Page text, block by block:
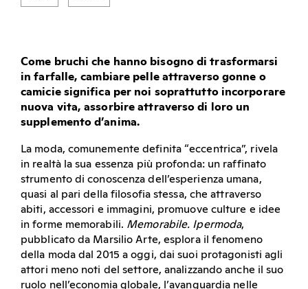
Come bruchi che hanno bisogno di trasformarsi
in farfalle, cambiare pelle attraverso gonne o
camicie significa per noi soprattutto incorporare
nuova vita, assorbire attraverso di loro un
supplemento d’anima.
La moda, comunemente definita “eccentrica”, rivela
in realtà la sua essenza più profonda: un raffinato
strumento di conoscenza dell’esperienza umana,
quasi al pari della filosofia stessa, che attraverso
abiti, accessori e immagini, promuove culture e idee
in forme memorabili. Memorabile. Ipermoda,
pubblicato da Marsilio Arte, esplora il fenomeno
della moda dal 2015 a oggi, dai suoi protagonisti agli
attori meno noti del settore, analizzando anche il suo
ruolo nell’economia globale, l’avanguardia nelle